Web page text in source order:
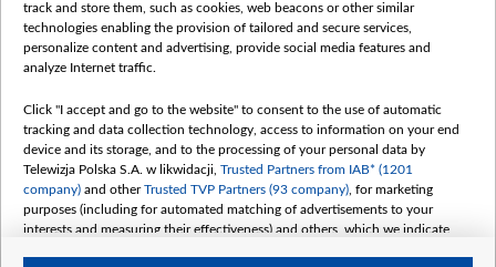
Белсат news
Белсат Shorts
Жэстачайшы мульт
Belsat English
Biełsat PL
Белсат Now
Белсат History
Белсат Music
track and store them, such as cookies, web beacons or other similar
technologies enabling the provision of tailored and secure services,
personalize content and advertising, provide social media features and
analyze Internet traffic.
Click "I accept and go to the website" to consent to the use of automatic
tracking and data collection technology, access to information on your end
device and its storage, and to the processing of your personal data by
Telewizja Polska S.A. w likwidacji, Trusted Partners from IAB* (1201
company) and otherTrusted TVP Partners (93 company) , for marketing
purposes (including for automated matching of advertisements to your
interests and measuring their effectiveness) and others, which we indicate